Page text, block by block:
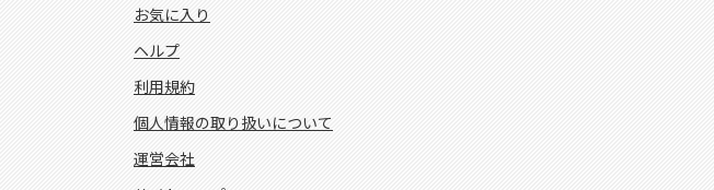
お気に入り
ヘルプ
利用規約
個人情報の取り扱いについて
運営会社